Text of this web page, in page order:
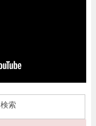
検索